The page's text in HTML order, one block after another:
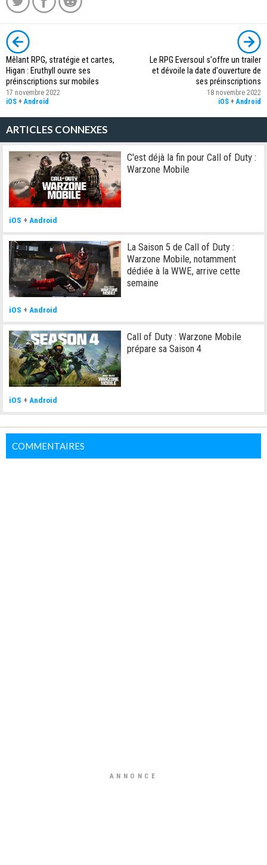
Mêlant RPG, stratégie et cartes,
Higan : Eruthyll ouvre ses
préinscriptions sur mobiles
17 novembre 2022
iOS +Android
Le RPG Eversoul s'offre un trailer
et dévoile la date d'ouverture de
ses préinscriptions
18 novembre 2022
iOS +Android
ARTICLES CONNEXES
C'est déjà la fin pour Call of Duty :
Warzone Mobile
iOS +Android
La Saison 5 de Call of Duty :
Warzone Mobile, notamment
dédiée à la WWE, arrive cette
semaine
iOS +Android
Call of Duty : Warzone Mobile
prépare sa Saison 4
iOS + Android
COMMENTAIRES
ANNONCE